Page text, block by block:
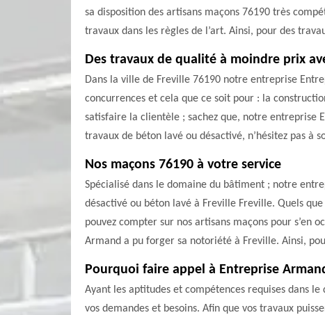
sa disposition des artisans maçons 76190 très
travaux dans les règles de l’art. Ainsi, pour des
Des travaux de qualité à moindre prix
Dans la ville de Freville 76190 notre entreprise
concurrences et cela que ce soit pour : la
satisfaire la clientèle ; sachez que, notre entreprise
travaux de béton lavé ou désactivé, n’hésitez pas à
Nos maçons 76190 à votre service
Spécialisé dans le domaine du bâtiment ; notre
désactivé ou béton lavé à Freville Freville. Quels
pouvez compter sur nos artisans maçons pour s’en
Armand a pu forger sa notoriété à Freville. Ainsi,
Pourquoi faire appel à Entreprise
Ayant les aptitudes et compétences requises dans
vos demandes et besoins. Afin que vos travaux